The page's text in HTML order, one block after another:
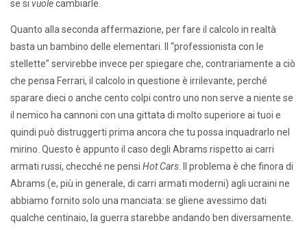
se si vuolecambiarle.
Quanto alla seconda affermazione, per fare il calcolo in realtà
basta un bambino delle elementari. Il “professionista con le
stellette” servirebbe invece per spiegare che, contrariamente a ciò
che pensa Ferrari, il calcolo in questione è irrilevante, perché
sparare dieci o anche cento colpi contro uno non serve a niente se
il nemico ha cannoni con una gittata di molto superiore ai tuoi e
quindi può distruggerti prima ancora che tu possa inquadrarlo nel
mirino. Questo è appunto il caso degli Abrams rispetto ai carri
armati russi, checché ne pensi Hot Cars . Il problema è che finora di
Abrams (e, più in generale, di carri armati moderni) agli ucraini ne
abbiamo fornito solo una manciata: se gliene avessimo dati
qualche centinaio, la guerra starebbe andando ben diversamente.